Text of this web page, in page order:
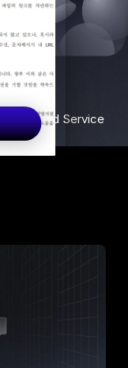
Integrated Service